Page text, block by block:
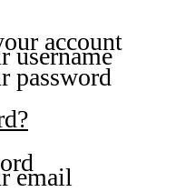
account
username
password
email